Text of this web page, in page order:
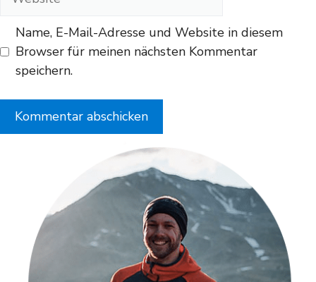
Name, E-Mail-Adresse und Website in diesem
Browser für meinen nächsten Kommentar
speichern.